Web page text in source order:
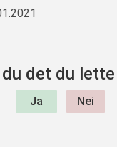
det du